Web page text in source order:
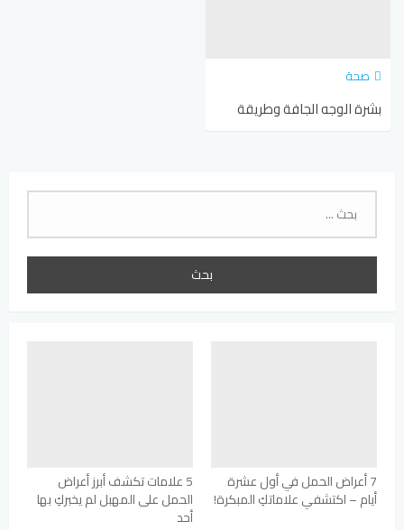
صحة
بشرة الوجه الجافة وطريقة
العناية بها – دليلك الشامل
الجافة
البحث
7 أعراض الحمل في أول عشرة
أيام – اكتشفي علاماتكِ المبكرة!
5 علامات تكشف أبرز أعراض
الحمل على المهبل لم يخبركِ بها
أحد